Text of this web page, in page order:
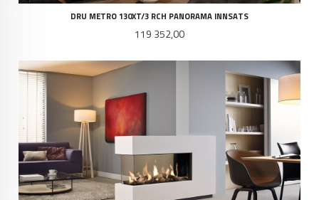
DRU METRO 130XT/3 RCH PANORAMA INNSATS
Pris
119 352,00